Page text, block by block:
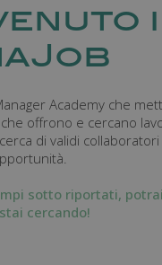
Academy che
che offrono e cercano
di validi
sotto riportati,
cercando!